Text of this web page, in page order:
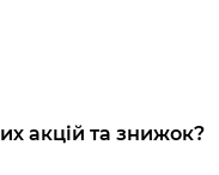
акцій та знижок?